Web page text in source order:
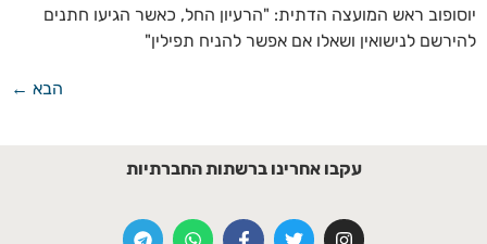
יוסופוב ראש המועצה הדתית: "הרעיון החל, כאשר הגיעו חתנים
להירשם לנישואין ושאלו אם אפשר להניח תפילין"
הבא ←
עקבו אחרינו ברשתות החברתיות